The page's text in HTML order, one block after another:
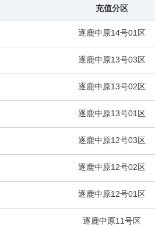
充值分区
逐鹿中原14号01区
逐鹿中原13号03区
逐鹿中原13号02区
逐鹿中原13号01区
逐鹿中原12号03区
逐鹿中原12号02区
逐鹿中原12号01区
逐鹿中原11号区